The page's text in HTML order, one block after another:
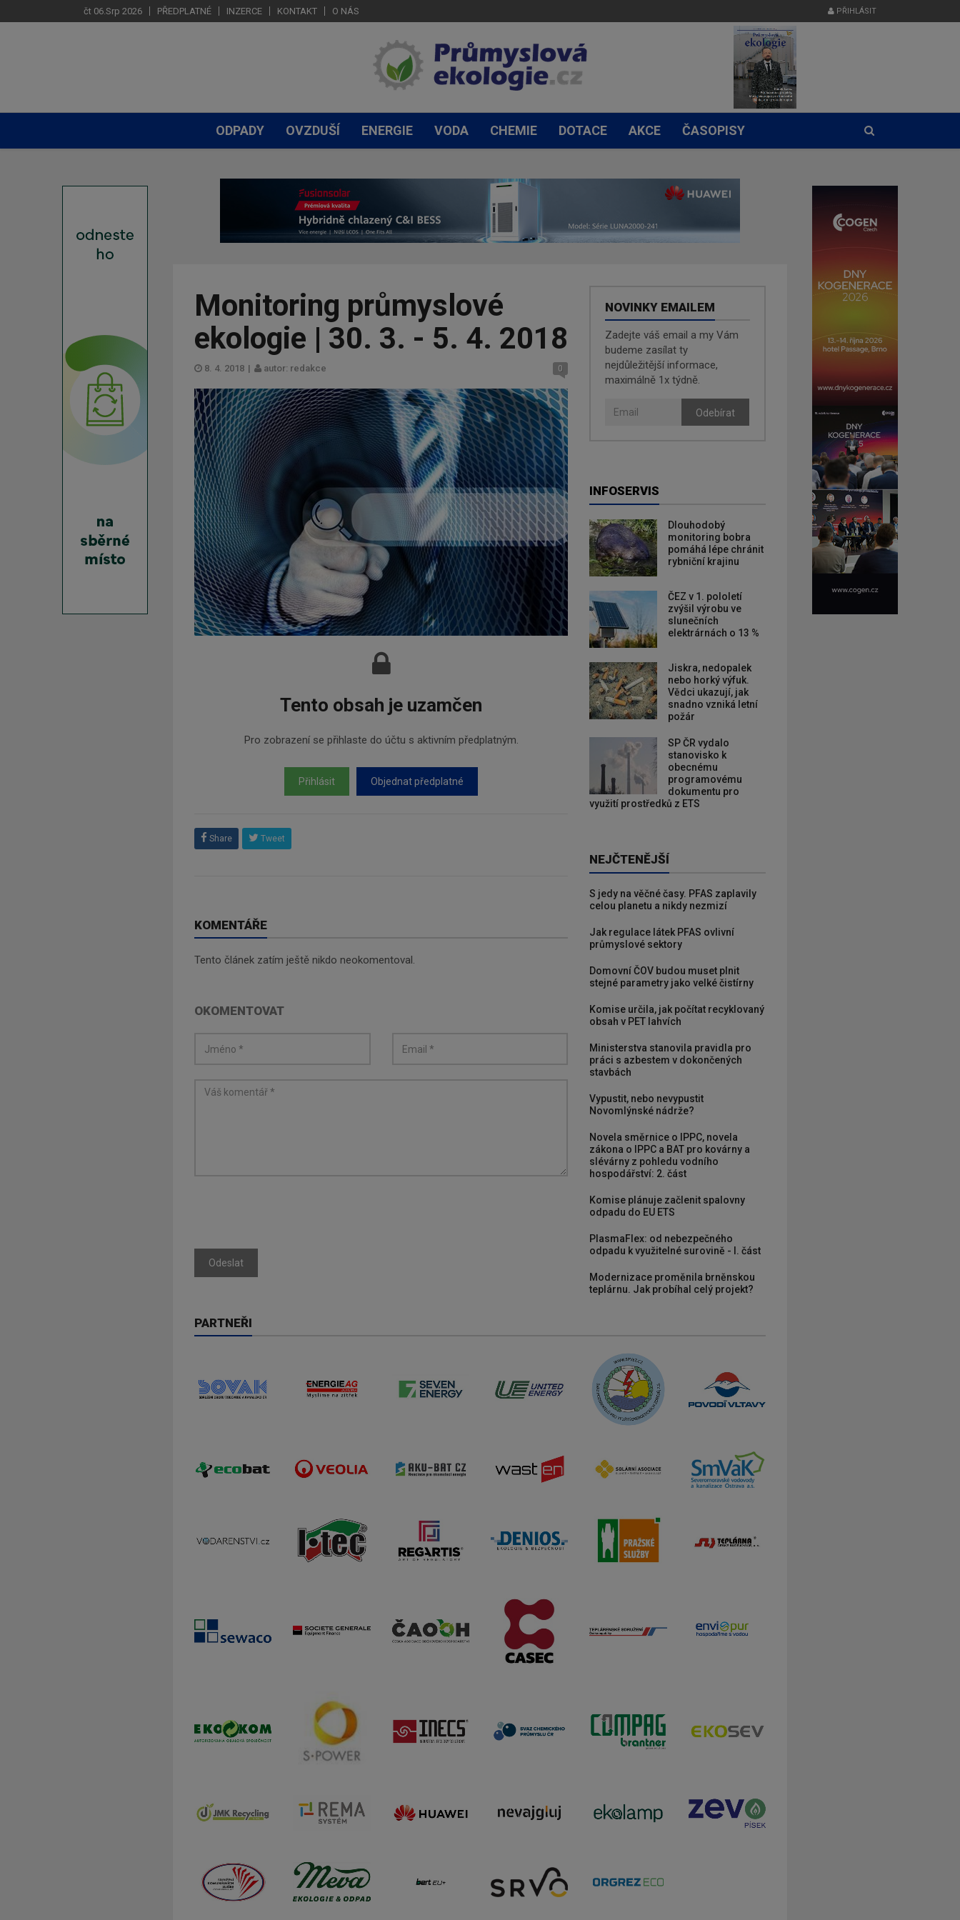
čt 06.Srp 2026 PŘEDPLATNÉ INZERCE KONTAKT O NÁS PŘIHLÁSIT
ODPADY OVZDUŠÍ ENERGIE VODA CHEMIE DOTACE AKCE ČASOPISY
Monitoring průmyslové
ekologie | 30. 3. - 5. 4. 2018
8. 4. 2018 | autor: redakce 0
Tento obsah je uzamčen
Pro zobrazení se přihlaste do účtu s aktivním předplatným.
Přihlásit Objednat předplatné
Share Tweet
KOMENTÁŘE
Tento článek zatím ještě nikdo neokomentoval.
OKOMENTOVAT
Odeslat
NOVINKY EMAILEM
Zadejte váš email a my Vám
budeme zasílat ty
nejdůležitější informace,
maximálně 1x týdně.
Odebírat
INFOSERVIS
Dlouhodobý
monitoring bobra
pomáhá lépe chránit
rybniční krajinu
ČEZ v 1. pololetí
zvýšil výrobu ve
slunečních
elektrárnách o 13 %
Jiskra, nedopalek
nebo horký výfuk.
Vědci ukazují, jak
snadno vzniká letní
požár
SP ČR vydalo
stanovisko k
obecnému
programovému
dokumentu pro
využití prostředků z ETS
NEJČTENĚJŠÍ
S jedy na věčné časy. PFAS zaplavily
celou planetu a nikdy nezmizí
Jak regulace látek PFAS ovlivní
průmyslové sektory
Domovní ČOV budou muset plnit
stejné parametry jako velké čistírny
Komise určila, jak počítat recyklovaný
obsah v PET lahvích
Ministerstva stanovila pravidla pro
práci s azbestem v dokončených
stavbách
Vypustit, nebo nevypustit
Novomlýnské nádrže?
Novela směrnice o IPPC, novela
zákona o IPPC a BAT pro kovárny a
slévárny z pohledu vodního
hospodářství: 2. část
Komise plánuje začlenit spalovny
odpadu do EU ETS
PlasmaFlex: od nebezpečného
odpadu k využitelné surovině - I. část
Modernizace proměnila brněnskou
teplárnu. Jak probíhal celý projekt?
PARTNEŘI